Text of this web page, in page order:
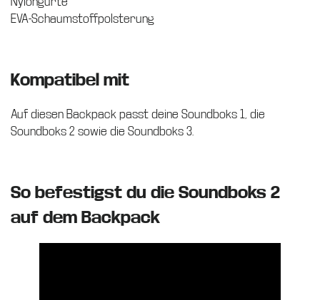
EVA-Schaumstoffpolsterung
Kompatibel mit
Auf diesen Backpack passt deine Soundboks 1, die
Soundboks 2 sowie die Soundboks 3.
So befestigst du die Soundboks 2
auf dem Backpack